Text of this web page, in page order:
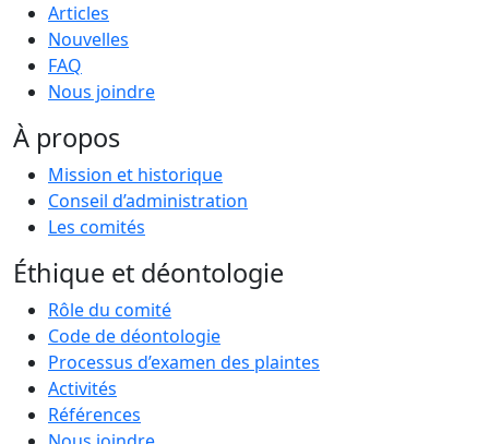
Articles
Nouvelles
FAQ
Nous joindre
À propos
Mission et historique
Conseil d’administration
Les comités
Éthique et déontologie
Rôle du comité
Code de déontologie
Processus d’examen des plaintes
Activités
Références